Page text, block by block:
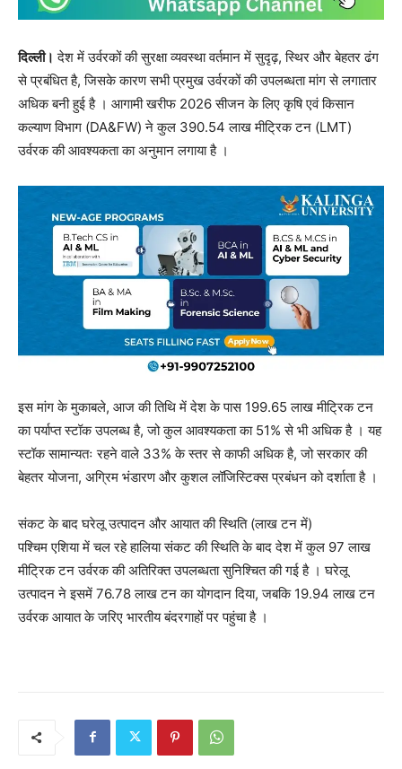
दिल्ली। देश में उर्वरकों की सुरक्षा व्यवस्था वर्तमान में सुदृढ़, स्थिर और बेहतर ढंग
से प्रबंधित है, जिसके कारण सभी प्रमुख उर्वरकों की उपलब्धता मांग से लगातार
अधिक बनी हुई है । आगामी खरीफ 2026 सीजन के लिए कृषि एवं किसान
कल्याण विभाग (DA&FW) ने कुल 390.54 लाख मीट्रिक टन (LMT)
उर्वरक की आवश्यकता का अनुमान लगाया है ।
इस मांग के मुकाबले, आज की तिथि में देश के पास 199.65 लाख मीट्रिक टन
का पर्याप्त स्टॉक उपलब्ध है, जो कुल आवश्यकता का 51% से भी अधिक है । यह
स्टॉक सामान्यतः रहने वाले 33% के स्तर से काफी अधिक है, जो सरकार की
बेहतर योजना, अग्रिम भंडारण और कुशल लॉजिस्टिक्स प्रबंधन को दर्शाता है ।
संकट के बाद घरेलू उत्पादन और आयात की स्थिति (लाख टन में)
पश्चिम एशिया में चल रहे हालिया संकट की स्थिति के बाद देश में कुल 97 लाख
मीट्रिक टन उर्वरक की अतिरिक्त उपलब्धता सुनिश्चित की गई है । घरेलू
उत्पादन ने इसमें 76.78 लाख टन का योगदान दिया, जबकि 19.94 लाख टन
उर्वरक आयात के जरिए भारतीय बंदरगाहों पर पहुंचा है ।